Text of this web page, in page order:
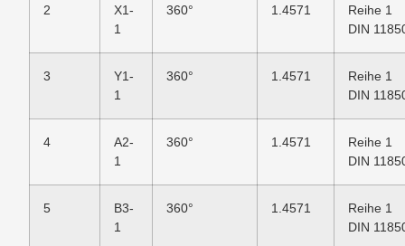
2
X1-
1
360° 1.4571
Reihe 1
DIN
3
Y1-
1
360° 1.4571
Reihe 1
DIN
4
A2-
1
360° 1.4571
Reihe 1
DIN
5
B3-
1
360° 1.4571
Reihe 1
DIN